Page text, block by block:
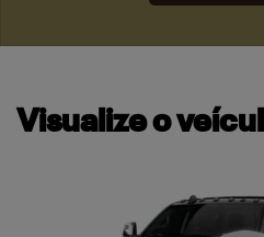
Visualize o